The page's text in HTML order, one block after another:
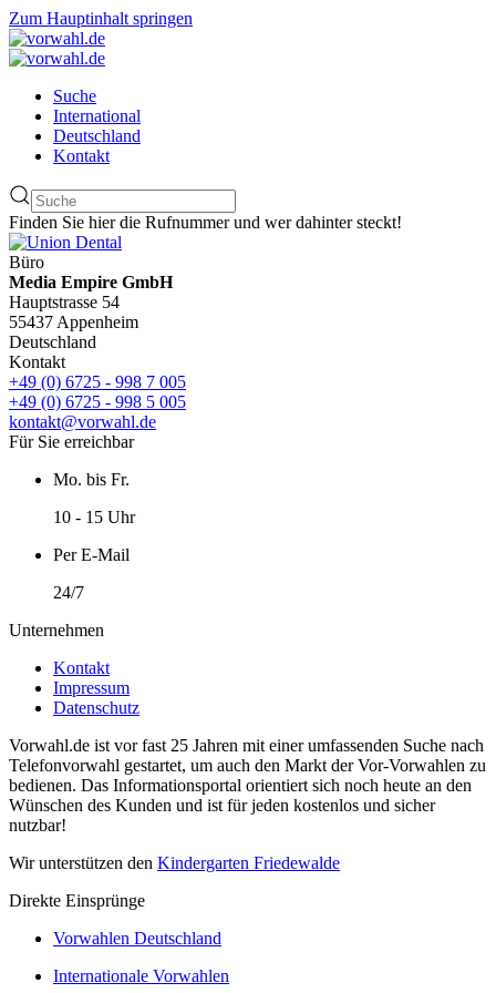
Zum Hauptinhalt springen
Suche
International
Deutschland
Kontakt
Finden Sie hier die Rufnummer und wer dahinter steckt!
Büro
Media Empire GmbH
Hauptstrasse 54
55437 Appenheim
Deutschland
Kontakt
+49 (0) 6725 - 998 7 005
+49 (0) 6725 - 998 5 005
kontakt@vorwahl.de
Für Sie erreichbar
Mo. bis Fr.
10 - 15 Uhr
Per E-Mail
24/7
Unternehmen
Kontakt
Impressum
Datenschutz
Vorwahl.de ist vor fast 25 Jahren mit einer umfassenden Suche nach
Telefonvorwahl gestartet, um auch den Markt der Vor-Vorwahlen zu
bedienen. Das Informationsportal orientiert sich noch heute an den
Wünschen des Kunden und ist für jeden kostenlos und sicher
nutzbar!
Wir unterstützen den Kindergarten Friedewalde
Direkte Einsprünge
Vorwahlen Deutschland
Internationale Vorwahlen